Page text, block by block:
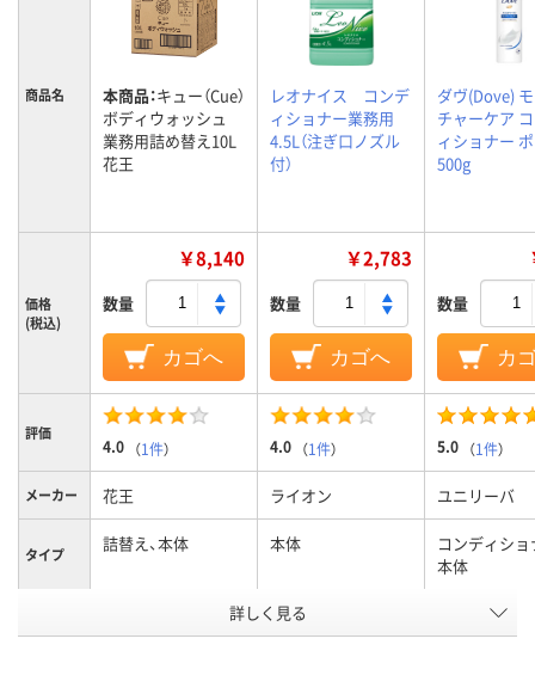
商品名 本商品：キュー（Cue）
ボディウォッシュ
業務用詰め替え10L
花王
レオナイス コンデ
ィショナー業務用
4.5L（注ぎ口ノズル
付）
ダヴ(Dove)
チャーケア
ィショナー
500g
価格
(税込)
￥8,140
数量
カゴへ
￥2,783
数量
カゴへ
数量
カ
評価
4.0 （1件） 4.0 （1件） 5.0 （1件）
メーカー 花王 ライオン ユニリーバ
タイプ 詰替え、本体 本体
コンディショ
本体
35
詳しく見る